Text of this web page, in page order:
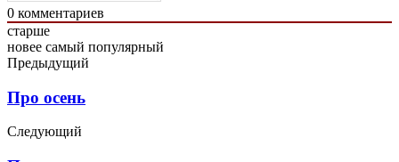
0 комментариев
старше
новее самый популярный
Предыдущий
Про осень
Следующий